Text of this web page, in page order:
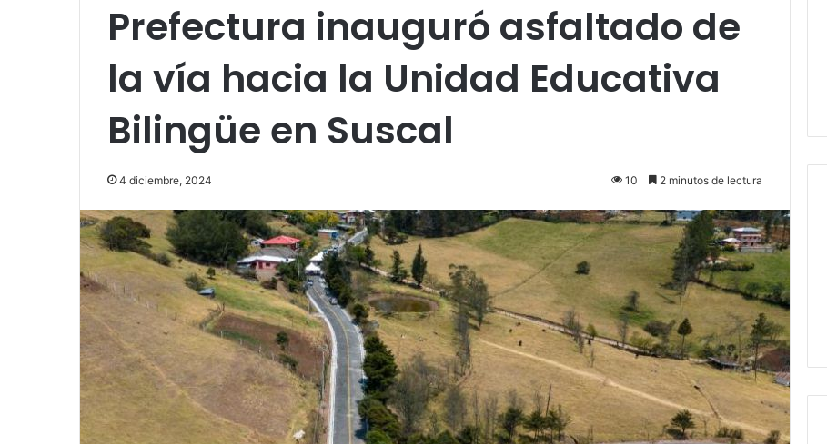
Prefectura inauguró asfaltado de
la vía hacia la Unidad Educativa
Bilingüe en Suscal
4 diciembre, 2024 10 2 minutos de lectura